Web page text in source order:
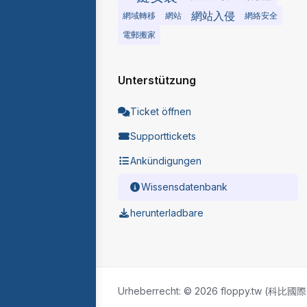
網域轉移
網站 網站入侵
網絡安全
電郵搬家
Unterstützung
Ticket öffnen
Supporttickets
Ankündigungen
Wissensdatenbank
herunterladbare
Urheberrecht: © 2026 floppy.tw (科比國